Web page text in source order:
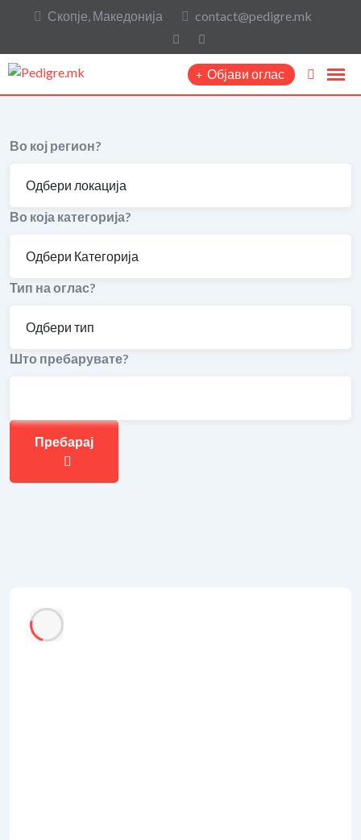
Скопје, Македонија contact@pedigre.mk
Објави оглас
Во кој регион?
Во која категорија?
Тип на оглас?
Што пребарувате?
Пребарај